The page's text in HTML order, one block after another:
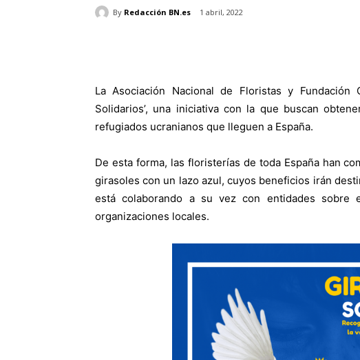
By Redacción BN.es 1 abril, 2022
La Asociación Nacional de Floristas y Fundación
Solidarios’, una iniciativa con la que buscan
refugiados ucranianos que lleguen a España.
De esta forma, las floristerías de toda España han
girasoles con un lazo azul, cuyos beneficios irán
está colaborando a su vez con entidades
organizaciones locales.